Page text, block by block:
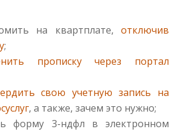
на квартплате, отключив
;
прописку через портал
свою учетную запись на
, а также, зачем это нужно;
форму 3-ндфл в электронном